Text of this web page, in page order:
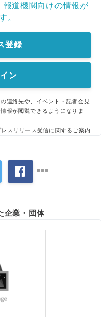
報道機関向けの情報が
。
登録
ン
連絡先や、イベント・記者会見
報が閲覧できるようになりま
レスリリース受信に関するご案内
企業・団体